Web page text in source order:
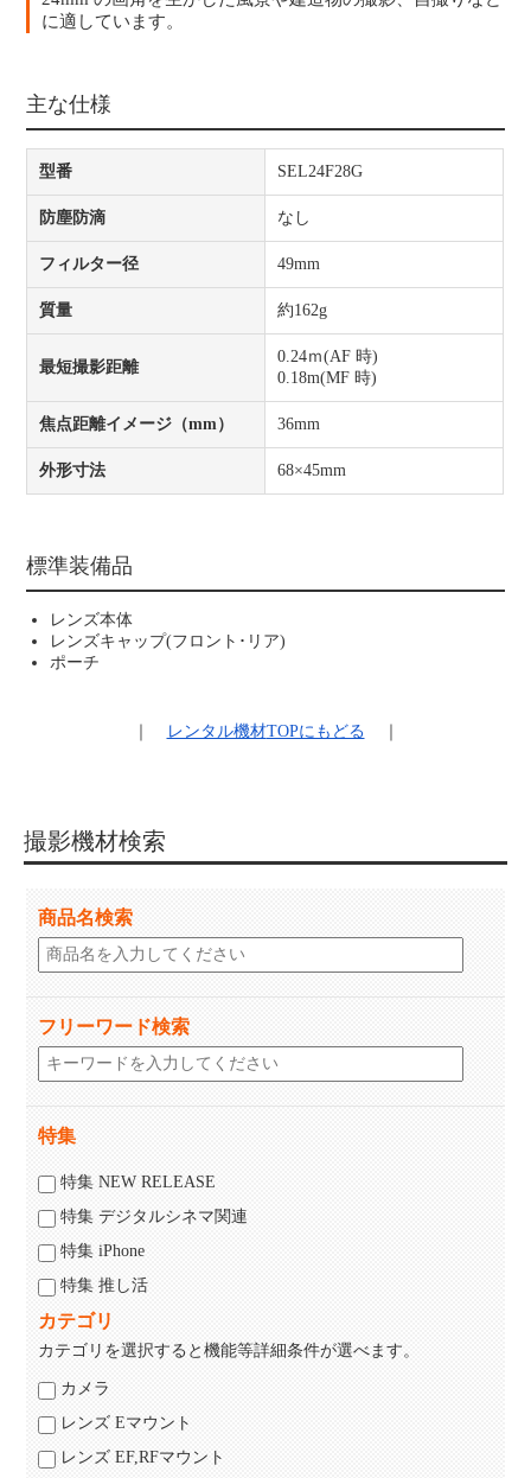
に適しています。
主な仕様
型番 SEL24F28G
防塵防滴 なし
フィルター径 49mm
質量 約162g
最短撮影距離
0.24ｍ(AF 時)
0.18m(MF 時)
焦点距離イメージ（mm） 36mm
外形寸法 68×45mm
標準装備品
レンズ本体
レンズキャップ(フロント･リア)
ポーチ
レンタル機材TOPにもどる
撮影機材検索
商品名検索
フリーワード検索
特集
特集 NEW RELEASE
特集 デジタルシネマ関連
特集 iPhone
特集 推し活
カテゴリ
カテゴリを選択すると機能等詳細条件が選べます。
カメラ
レンズ Eマウント
レンズ EF,RFマウント